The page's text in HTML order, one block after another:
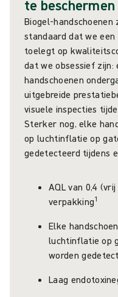
te beschermen
Biogel-
standaard dat we
toelegt op
dat we obsessief zijn:
handschoenen
uitgebreide
visuele inspecties
Sterker nog, elke
op luchtinflatie op
gedetecteerd tijdens
AQL van 0,4
verpakking1
Elke
luchtinflatie op
worden
Laag